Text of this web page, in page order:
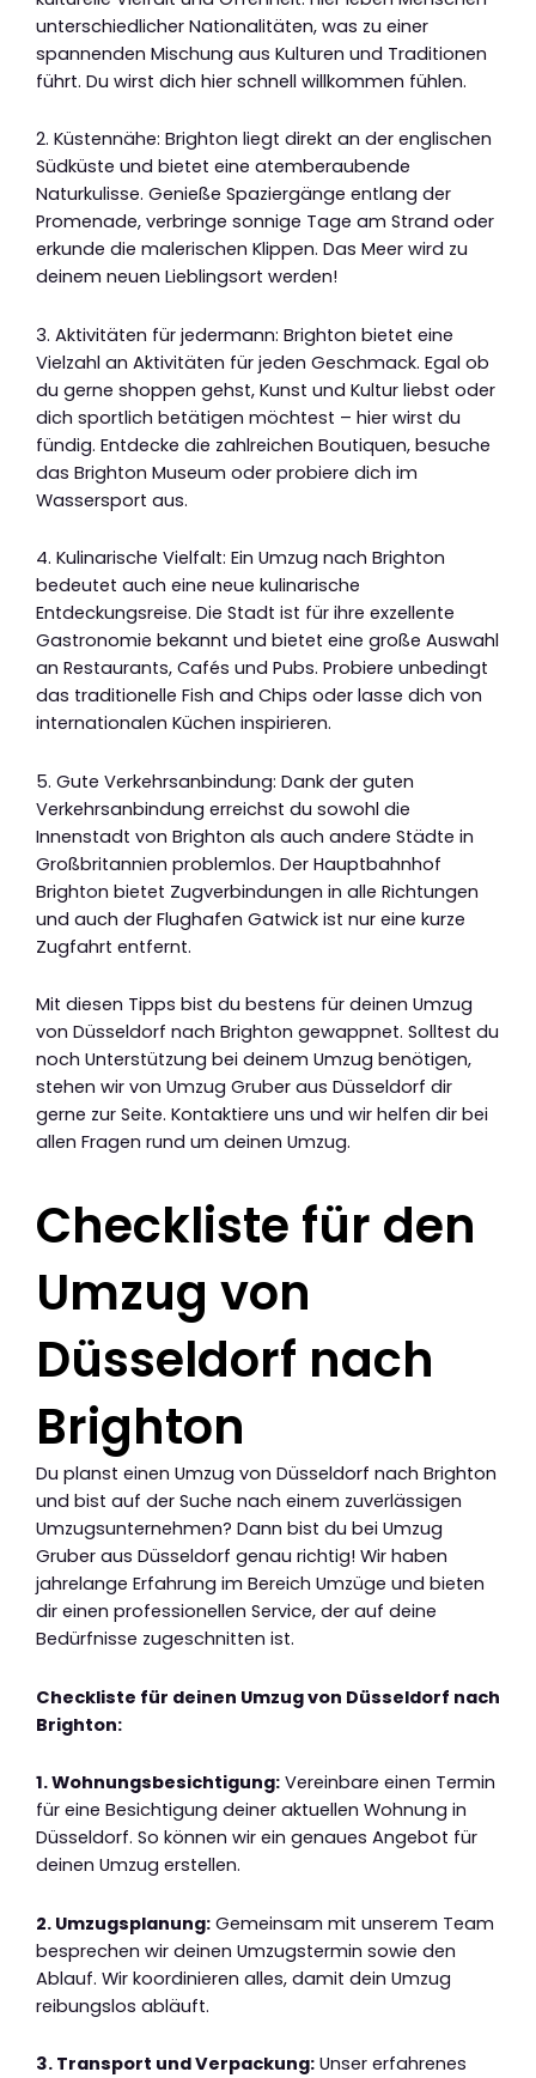
unterschiedlicher Nationalitäten, was zu einer
spannenden Mischung aus Kulturen und Traditionen
führt. Du wirst dich hier schnell willkommen fühlen.
2. Küstennähe: Brighton liegt direkt an der englischen
Südküste und bietet eine atemberaubende
Naturkulisse. Genieße Spaziergänge entlang der
Promenade, verbringe sonnige Tage am Strand oder
erkunde die malerischen Klippen. Das Meer wird zu
deinem neuen Lieblingsort werden!
3. Aktivitäten für jedermann: Brighton bietet eine
Vielzahl an Aktivitäten für jeden Geschmack. Egal ob
du gerne shoppen gehst, Kunst und Kultur liebst oder
dich sportlich betätigen möchtest – hier wirst du
fündig. Entdecke die zahlreichen Boutiquen, besuche
das Brighton Museum oder probiere dich im
Wassersport aus.
4. Kulinarische Vielfalt: Ein Umzug nach Brighton
bedeutet auch eine neue kulinarische
Entdeckungsreise. Die Stadt ist für ihre exzellente
Gastronomie bekannt und bietet eine große Auswahl
an Restaurants, Cafés und Pubs. Probiere unbedingt
das traditionelle Fish and Chips oder lasse dich von
internationalen Küchen inspirieren.
5. Gute Verkehrsanbindung: Dank der guten
Verkehrsanbindung erreichst du sowohl die
Innenstadt von Brighton als auch andere Städte in
Großbritannien problemlos. Der Hauptbahnhof
Brighton bietet Zugverbindungen in alle Richtungen
und auch der Flughafen Gatwick ist nur eine kurze
Zugfahrt entfernt.
Mit diesen Tipps bist du bestens für deinen Umzug
von Düsseldorf nach Brighton gewappnet. Solltest du
noch Unterstützung bei deinem Umzug benötigen,
stehen wir von Umzug Gruber aus Düsseldorf dir
gerne zur Seite. Kontaktiere uns und wir helfen dir bei
allen Fragen rund um deinen Umzug.
Checkliste für den
Umzug von
Düsseldorf nach
Brighton
Du planst einen Umzug von Düsseldorf nach Brighton
und bist auf der Suche nach einem zuverlässigen
Umzugsunternehmen? Dann bist du bei Umzug
Gruber aus Düsseldorf genau richtig! Wir haben
jahrelange Erfahrung im Bereich Umzüge und bieten
dir einen professionellen Service, der auf deine
Bedürfnisse zugeschnitten ist.
Checkliste für deinen Umzug von Düsseldorf nach
Brighton:
1. Wohnungsbesichtigung: Vereinbare einen Termin
für eine Besichtigung deiner aktuellen Wohnung in
Düsseldorf. So können wir ein genaues Angebot für
deinen Umzug erstellen.
2. Umzugsplanung: Gemeinsam mit unserem Team
besprechen wir deinen Umzugstermin sowie den
Ablauf. Wir koordinieren alles, damit dein Umzug
reibungslos abläuft.
3. Transport und Verpackung: Unser erfahrenes